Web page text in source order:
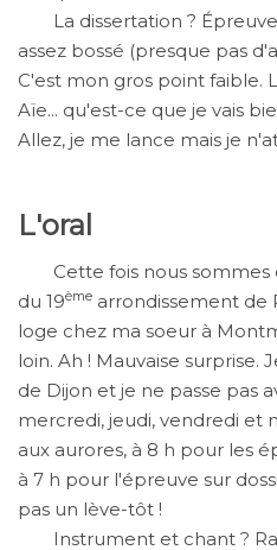
La dissertation ?
assez bossé (presque pas
C'est mon gros point faible.
Aïe... qu'est-ce que je vais
Allez, je me lance mais je
L'oral
Cette fois nous
du 19ème arrondissement de
loge chez ma soeur à
loin. Ah ! Mauvaise surprise.
de Dijon et je ne passe pas
mercredi, jeudi, vendredi et
aux aurores, à 8 h pour les
à 7 h pour l'épreuve sur
pas un lève-tôt !
Instrument et chant ?